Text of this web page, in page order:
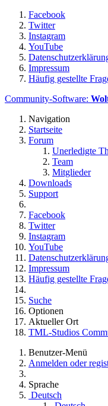
Facebook
Twitter
Instagram
YouTube
Impressum
Häufig gestellte
Community-Software:
Navigation
Startseite
Forum
Unerledigte
Team
Mitglieder
Downloads
Support
Facebook
Twitter
Instagram
YouTube
Impressum
Häufig gestellte
Suche
Optionen
Aktueller Ort
TML-Studios
Benutzer-Menü
Anmelden oder
Sprache
Deutsch